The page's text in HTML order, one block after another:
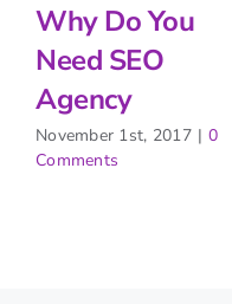
Why Do You
Need SEO
Agency
November 1st, 2017 | 0
Comments